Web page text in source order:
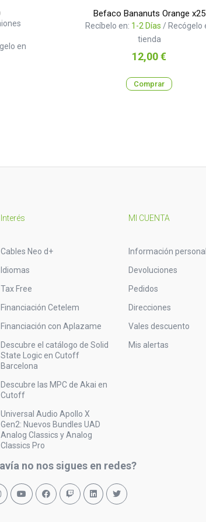
en
Befaco Bananuts Orange x25
Recíbelo en: 1-2 Días / Recógelo
tienda
Precio
12,00 €
Comprar
Interés
Cables Neo d+
Idiomas
Tax Free
Financiación Cetelem
Financiación con Aplazame
Descubre el catálogo de Solid
State Logic en Cutoff
Barcelona
Descubre las MPC de Akai en
Cutoff
Universal Audio Apollo X
Gen2: Nuevos Bundles UAD
Analog Classics y Analog
Classics Pro
MI CUENTA
Información personal
Devoluciones
Pedidos
Direcciones
Vales descuento
Mis alertas
no nos sigues en redes?